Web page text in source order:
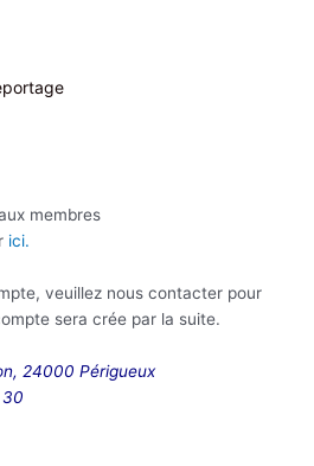
membres
ici.
veuillez nous contacter pour
sera crée par la suite.
24000 Périgueux